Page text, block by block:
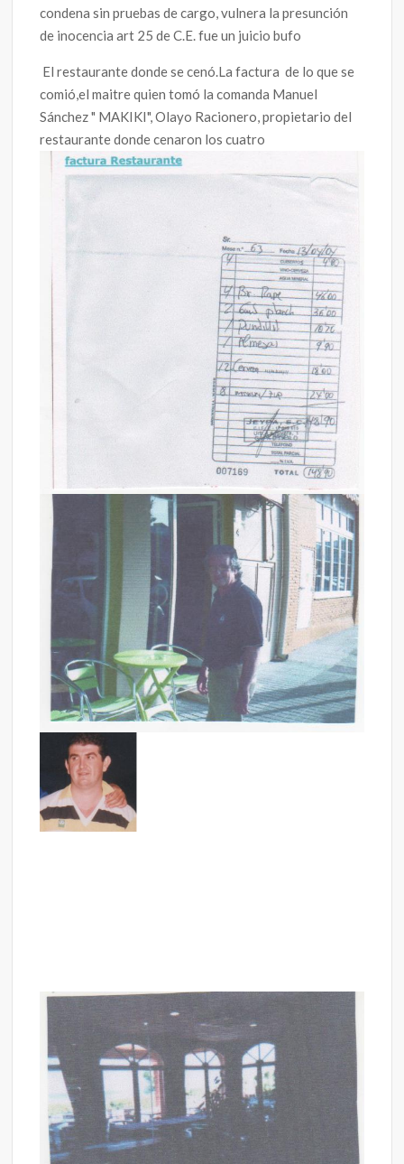
condena sin pruebas de cargo, vulnera la presunción
de inocencia art 25 de C.E. fue un juicio bufo
El restaurante donde se cenó.La factura de lo que se
comió,el maitre quien tomó la comanda Manuel
Sánchez " MAKIKI", Olayo Racionero, propietario del
restaurante donde cenaron los cuatro